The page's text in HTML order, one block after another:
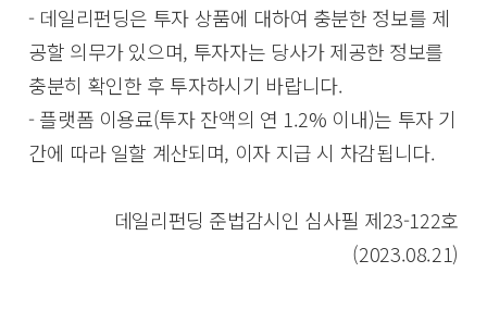
- 데일리펀딩은 투자 상품에 대하여 충분한 정보를 제
공할 의무가 있으며, 투자자는 당사가 제공한 정보를
충분히 확인한 후 투자하시기 바랍니다.
- 플랫폼 이용료(투자 잔액의 연 1.2% 이내)는 투자 기
간에 따라 일할 계산되며, 이자 지급 시 차감됩니다.
데일리펀딩 준법감시인 심사필 제23-122호
(2023.08.21)